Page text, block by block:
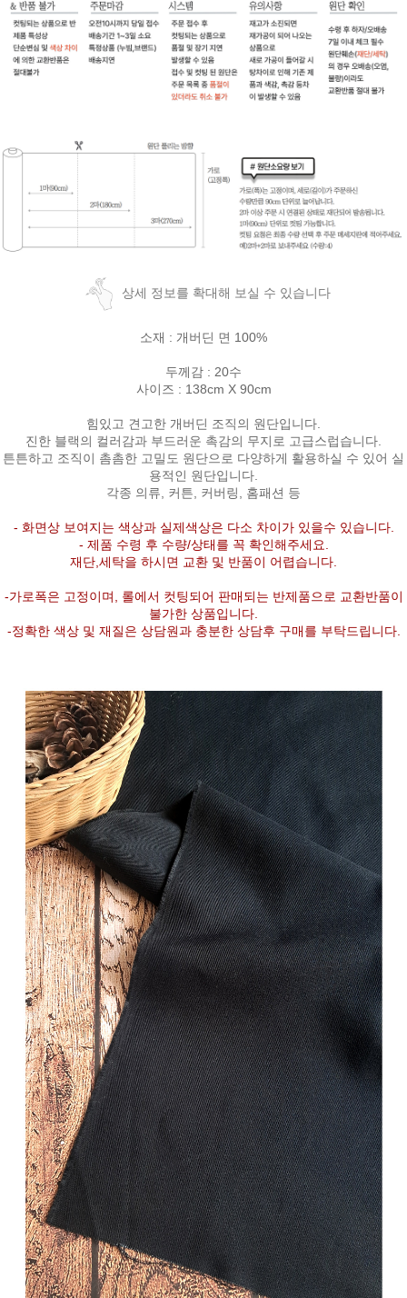
상세 정보를 확대해 보실 수 있습니다
소재 : 개버딘 면 100%
두께감 : 20수
사이즈 : 138cm X 90cm
힘있고 견고한 개버딘 조직의 원단입니다.
진한 블랙의 컬러감과 부드러운 촉감의 무지로 고급스럽습니다.
튼튼하고 조직이 촘촘한 고밀도 원단으로 다양하게 활용하실 수 있어 실
용적인 원단입니다.
각종 의류, 커튼, 커버링, 홈패션 등
- 화면상 보여지는 색상과 실제색상은 다소 차이가 있을수 있습니다.
- 제품 수령 후 수량/상태를 꼭 확인해주세요.
재단,세탁을 하시면 교환 및 반품이 어렵습니다.
-가로폭은 고정이며, 롤에서 컷팅되어 판매되는 반제품으로 교환반품이
불가한 상품입니다.
-정확한 색상 및 재질은 상담원과 충분한 상담후 구매를 부탁드립니다.